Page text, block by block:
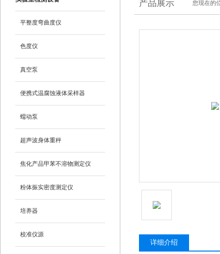
平整度弯曲度仪
色度仪
真空泵
便携式温腐蚀液体采样器
蠕动泵
超声波身体重秤
焦化产品甲苯不溶物测定仪
粉体振实密度测定仪
培养器
校准仪源
产品展示 您现在的
详细介绍